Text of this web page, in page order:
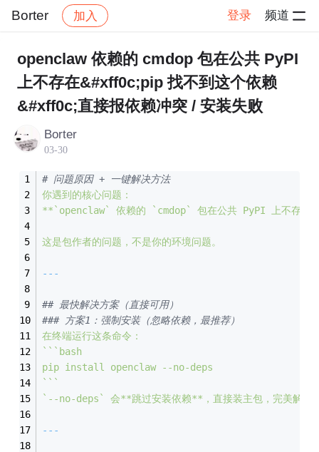
Borter 加入 登录 频道
Borter 学习打卡 帖子详情
openclaw 依赖的 cmdop 包在公共 PyPI
上不存在&#xff0c;pip 找不到这个依赖
&#xff0c;直接报依赖冲突 / 安装失败
Borter
03-30
# 问题原因 + 一键解决方法
你遇到的核心问题：
** `openclaw` 依赖的 `cmdop` 包在公共 PyPI 上不存
这是包作者的问题，不是你的环境问题。
---
## 最快解决方案（直接可用）
### 方案1：强制安装（忽略依赖，最推荐）
在终端运行这条命令：
`` `bash
pip install openclaw
--no-deps
` ``
`--no-deps`
会**跳过安装依赖**，直接装主包，完美解决
---